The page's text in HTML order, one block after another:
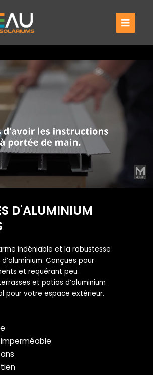
D'ALUMINIUM
indéniable et la robustesse
Conçues pour
et requérant peu
et patios d’aluminium
pour votre espace extérieur.